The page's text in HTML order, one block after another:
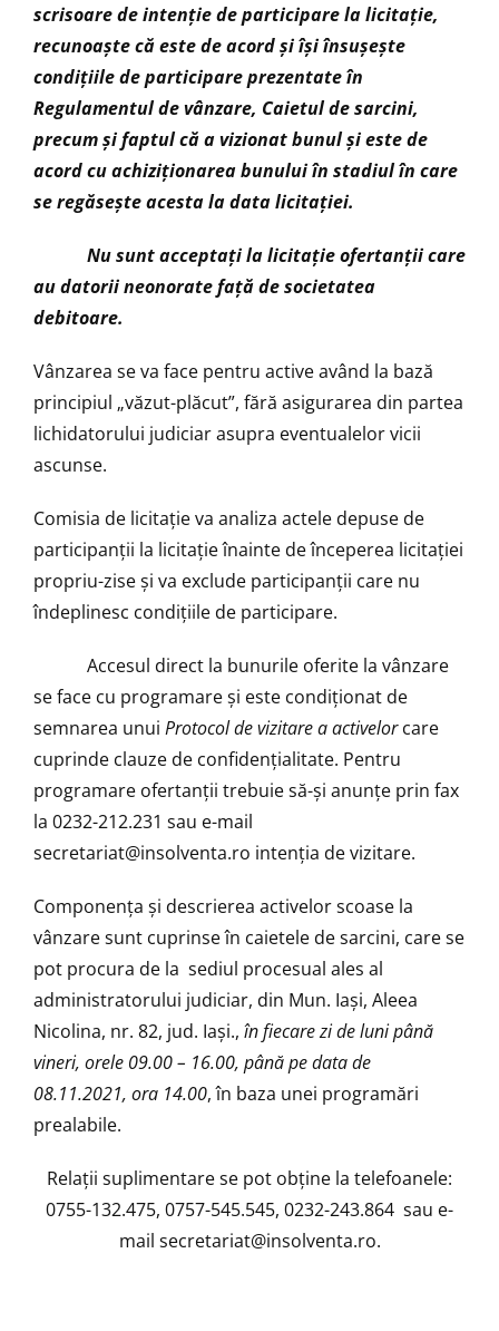
scrisoare de intenţie de participare la licitaţie,
recunoaşte că este de acord şi îşi însuşeşte
condiţiile de participare prezentate în
Regulamentul de vânzare, Caietul de sarcini,
precum şi faptul că a vizionat bunul şi este de
acord cu achiziţionarea bunului în stadiul în care
se regăseşte acesta la data licitaţiei.
Nusunt acceptaţi la licitaţie ofertanţii care
au datorii neonorate faţă de societatea
debitoare.
Vânzarea se va face pentru active având la bază
principiul „văzut-plăcut”, fără asigurarea din partea
lichidatorului judiciar asupra eventualelor vicii
ascunse.
Comisia de licitaţie va analiza actele depuse de
participanţii la licitaţie înainte de începerea licitaţiei
propriu-zise şi va exclude participanţii care nu
îndeplinesc condiţiile de participare.
Accesul direct la bunurile oferite la vânzare
se face cu programare şi este condiţionat de
semnarea unui Protocol de vizitare a activelorcare
cuprinde clauze de confidenţialitate. Pentru
programare ofertanţii trebuie să-şi anunţe prin fax
la 0232-212.231 sau e-mail
secretariat@insolventa.ro intenţia de vizitare.
Componenţa şi descrierea activelor scoase la
vânzare sunt cuprinse în caietele de sarcini, care se
pot procura de la sediul procesual ales al
administratorului judiciar, din Mun. Iași, Aleea
Nicolina, nr. 82, jud. Iași., în fiecare zi de luni până
vineri, orele 09.00 – 16.00, până pe data de
08.11.2021, ora 14.00, în baza unei programări
prealabile.
Relaţii suplimentare se pot obţine la telefoanele:
0755-132.475, 0757-545.545, 0232-243.864 sau e-
mail secretariat@insolventa.ro.